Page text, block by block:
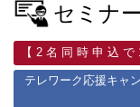
セミナー
【 2 名 同 時 申 込
テレワーク応援キャ